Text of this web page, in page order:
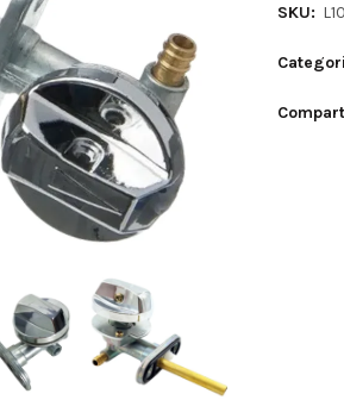
SKU: